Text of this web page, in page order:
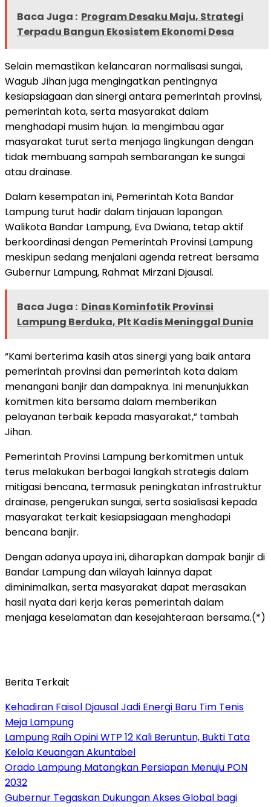
Baca Juga : Program Desaku Maju, Strategi
Terpadu Bangun Ekosistem Ekonomi Desa
Selain memastikan kelancaran normalisasi sungai,
Wagub Jihan juga mengingatkan pentingnya
kesiapsiagaan dan sinergi antara pemerintah provinsi,
pemerintah kota, serta masyarakat dalam
menghadapi musim hujan. Ia mengimbau agar
masyarakat turut serta menjaga lingkungan dengan
tidak membuang sampah sembarangan ke sungai
atau drainase.
Dalam kesempatan ini, Pemerintah Kota Bandar
Lampung turut hadir dalam tinjauan lapangan.
Walikota Bandar Lampung, Eva Dwiana, tetap aktif
berkoordinasi dengan Pemerintah Provinsi Lampung
meskipun sedang menjalani agenda retreat bersama
Gubernur Lampung, Rahmat Mirzani Djausal.
Baca Juga : Dinas Kominfotik Provinsi
Lampung Berduka, Plt Kadis Meninggal Dunia
“Kami berterima kasih atas sinergi yang baik antara
pemerintah provinsi dan pemerintah kota dalam
menangani banjir dan dampaknya. Ini menunjukkan
komitmen kita bersama dalam memberikan
pelayanan terbaik kepada masyarakat,” tambah
Jihan.
Pemerintah Provinsi Lampung berkomitmen untuk
terus melakukan berbagai langkah strategis dalam
mitigasi bencana, termasuk peningkatan infrastruktur
drainase, pengerukan sungai, serta sosialisasi kepada
masyarakat terkait kesiapsiagaan menghadapi
bencana banjir.
Dengan adanya upaya ini, diharapkan dampak banjir di
Bandar Lampung dan wilayah lainnya dapat
diminimalkan, serta masyarakat dapat merasakan
hasil nyata dari kerja keras pemerintah dalam
menjaga keselamatan dan kesejahteraan bersama.(*)
Berita Terkait
Kehadiran Faisol Djausal Jadi Energi Baru Tim Tenis
Meja Lampung
Lampung Raih Opini WTP 12 Kali Beruntun, Bukti Tata
Kelola Keuangan Akuntabel
Orado Lampung Matangkan Persiapan Menuju PON
2032
Gubernur Tegaskan Dukungan Akses Global bagi